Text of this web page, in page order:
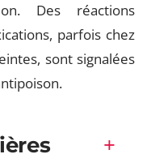
Des réactions
parfois chez
sont signalées